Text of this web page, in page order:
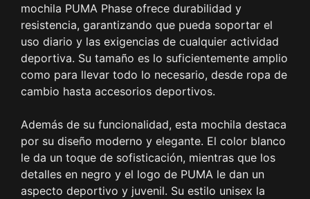
mochila PUMA Phase ofrece durabilidad y
resistencia, garantizando que pueda soportar el
uso diario y las exigencias de cualquier actividad
deportiva. Su tamaño es lo suficientemente amplio
como para llevar todo lo necesario, desde ropa de
cambio hasta accesorios deportivos.
Además de su funcionalidad, esta mochila destaca
por su diseño moderno y elegante. El color blanco
le da un toque de sofisticación, mientras que los
detalles en negro y el logo de PUMA le dan un
aspecto deportivo y juvenil. Su estilo unisex la